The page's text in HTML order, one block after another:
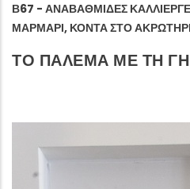
Β67 - ΑΝΑΒΑΘΜΊΔΕΣ
ΜΑΡΜΆΡΙ, ΚΟΝΤΆ ΣΤΟ
ΤΟ ΠΑΛΕΜΑ ΜΕ ΤΗ ΓΗ